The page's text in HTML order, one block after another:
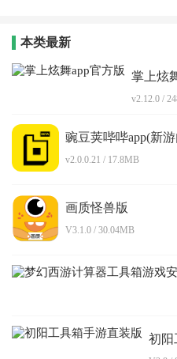
本类最新
掌上炫
v2.12.0 /
豌豆荚哔哔app(新
v2.0.0.21 / 17.8MB
画质怪兽版
V3.1.0 / 30.04MB
初阳